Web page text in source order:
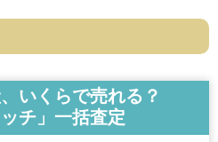
いくらで売れる？
ッチ」一括査定